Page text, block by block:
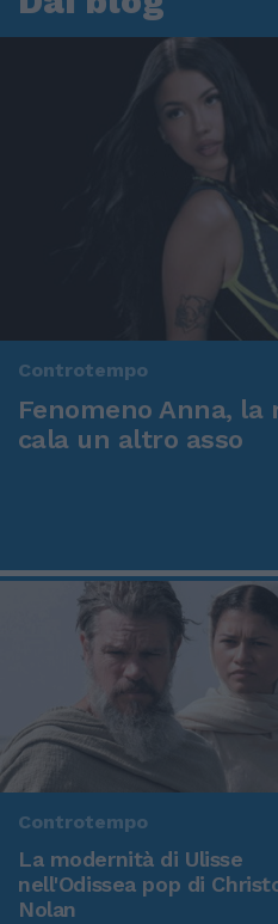
Controtempo
Fenomeno Anna, la
cala un altro asso
Controtempo
La modernità di Ulisse
nell'Odissea pop di
Nolan